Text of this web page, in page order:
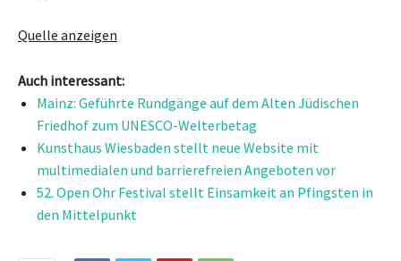
Quelle anzeigen
Auch interessant:
Mainz: Geführte Rundgänge auf dem Alten Jüdischen
Friedhof zum UNESCO-Welterbetag
Kunsthaus Wiesbaden stellt neue Website mit
multimedialen und barrierefreien Angeboten vor
52. Open Ohr Festival stellt Einsamkeit an Pfingsten in
den Mittelpunkt